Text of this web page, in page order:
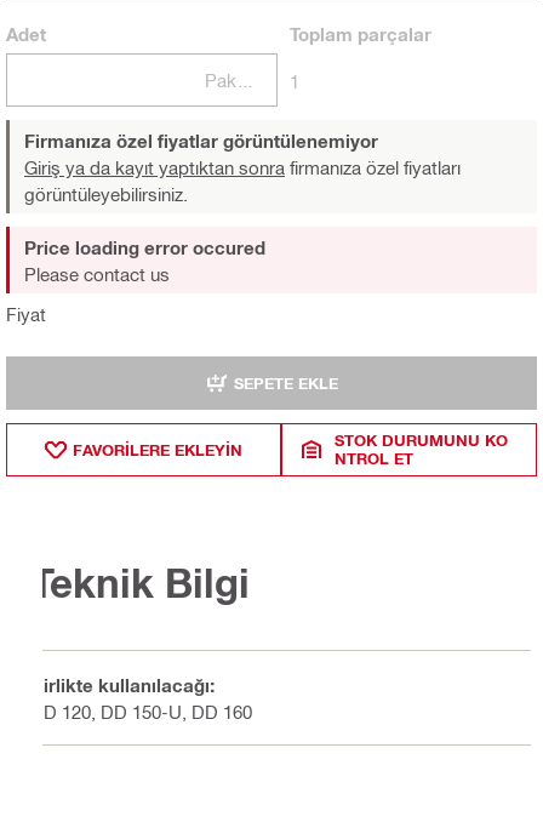
Adet Toplam parçalar
1
Firmanıza özel fiyatlar görüntülenemiyor
Giriş ya da kayıt yaptıktan sonra firmanıza özel fiyatları
görüntüleyebilirsiniz.
Fiyat
Price loading error occured
Please contact us
SEPETE EKLE
FAVORILERE EKLEYIN
STOK DURUMUNU KO
NTROL ET
Teknik Bilgi
Birlikte kullanılacağı:
DD 120, DD 150-U, DD 160